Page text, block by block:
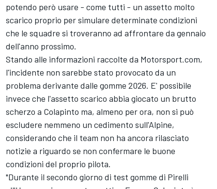
potendo però usare - come tutti - un assetto molto
scarico proprio per simulare determinate condizioni
che le squadre si troveranno ad affrontare da gennaio
dell'anno prossimo.
Stando alle informazioni raccolte da Motorsport.com,
l'incidente non sarebbe stato provocato da un
problema derivante dalle gomme 2026. E' possibile
invece che l'assetto scarico abbia giocato un brutto
scherzo a Colapinto ma, almeno per ora, non si può
escludere nemmeno un cedimento sull'Alpine,
considerando che il team non ha ancora rilasciato
notizie a riguardo se non confermare le buone
condizioni del proprio pilota.
"Durante il secondo giorno di test gomme di Pirelli